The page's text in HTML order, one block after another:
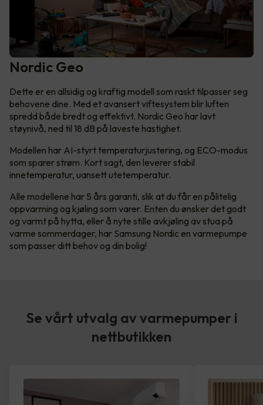
Nordic Geo
Dette er en allsidig og kraftig modell som raskt tilpasser seg
behovene dine. Med et avansert viftesystem blir luften
spredd både bredt og effektivt. Nordic Geo har lavt
støynivå, ned til 18 dB på laveste hastighet.
Modellen har AI-styrt temperaturjustering, og ECO-modus
som sparer strøm. Kort sagt, den leverer stabil
innetemperatur, uansett utetemperatur.
Alle modellene har 5 års garanti, slik at du får en pålitelig
oppvarming og kjøling som varer. Enten du ønsker det godt
og varmt på hytta, eller å nyte stille avkjøling av stua på
varme sommerdager, har Samsung Nordic en varmepumpe
som passer ditt behov og din bolig!
Se vårt utvalg av varmepumper i
nettbutikken